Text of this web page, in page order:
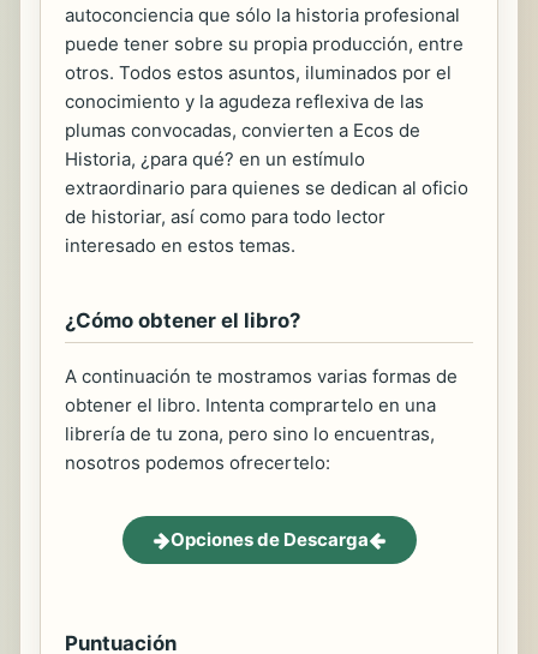
autoconciencia que sólo la historia profesional
puede tener sobre su propia producción, entre
otros. Todos estos asuntos, iluminados por el
conocimiento y la agudeza reflexiva de las
plumas convocadas, convierten a Ecos de
Historia, ¿para qué? en un estímulo
extraordinario para quienes se dedican al oficio
de historiar, así como para todo lector
interesado en estos temas.
¿Cómo obtener el libro?
A continuación te mostramos varias formas de
obtener el libro. Intenta comprartelo en una
librería de tu zona, pero sino lo encuentras,
nosotros podemos ofrecertelo:
Opciones de Descarga
Puntuación